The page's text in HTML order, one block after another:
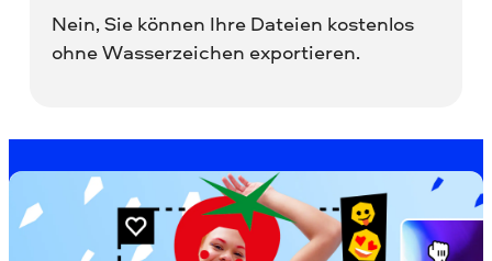
Nein, Sie können Ihre Dateien kostenlos
ohne Wasserzeichen exportieren.